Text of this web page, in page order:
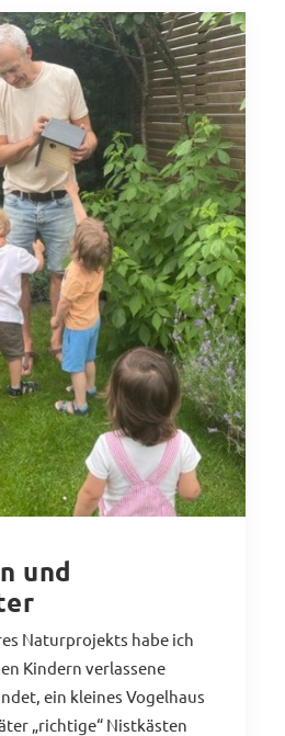
und
Naturprojekts habe ich
Kindern verlassene
ein kleines Vogelhaus
„richtige“ Nistkästen